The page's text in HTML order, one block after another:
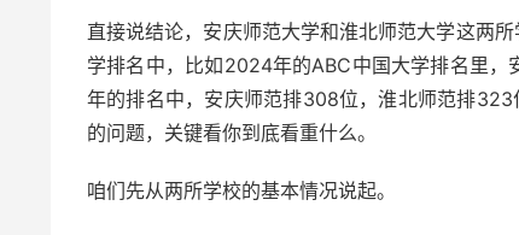
直接说结论，安庆师范大学和淮北师范大学这两
学排名中，比如2024年的ABC中国大学排名里
年的排名中，安庆师范排308位，淮北师范排
的问题，关键看你到底看重什么。
咱们先从两所学校的基本情况说起。